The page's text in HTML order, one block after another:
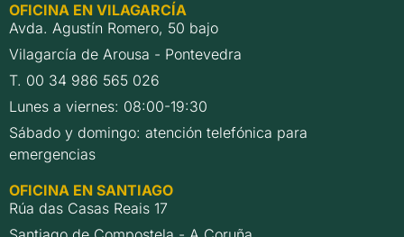
OFICINA EN VILAGARCÍA
Avda. Agustín Romero, 50 bajo
Vilagarcía de Arousa - Pontevedra
T. 00 34 986 565 026
Lunes a viernes: 08:00-19:30
Sábado y domingo: atención telefónica para
emergencias
OFICINA EN SANTIAGO
Rúa das Casas Reais 17